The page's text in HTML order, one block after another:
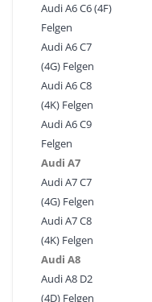
Audi A6 C6 (4F)
Felgen
Audi A6 C7
(4G) Felgen
Audi A6 C8
(4K) Felgen
Audi A6 C9
Felgen
Audi A7
Audi A7 C7
(4G) Felgen
Audi A7 C8
(4K) Felgen
Audi A8
Audi A8 D2
(4D) Felgen